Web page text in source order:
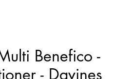
Benefico -
- Davines